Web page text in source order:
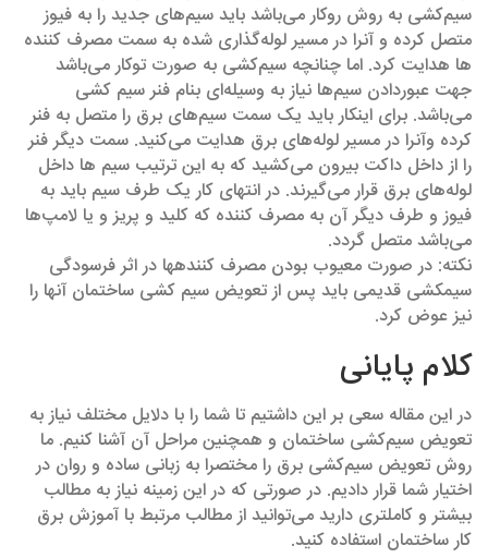
سیم‌کشی به روش روکار می‌باشد باید سیم‌های جدید را به فیوز
متصل کرده و آنرا در مسیر لوله‌گذاری شده به سمت مصرف کننده
ها هدایت کرد. اما چنانچه سیم‌کشی به صورت توکار می‌باشد
جهت عبوردادن سیم‌ها نیاز به وسیله‌ای بنام فنر سیم کشی
می‌باشد. برای اینکار باید یک سمت سیم‌های برق را متصل به فنر
کرده وآنرا در مسیر لوله‌های برق هدایت می‌کنید. سمت دیگر فنر
را از داخل داکت بیرون می‌کشید که به این ترتیب سیم ها داخل
لوله‌های برق قرار می‌گیرند. در انتهای کار یک طرف سیم باید به
فیوز و طرف دیگر آن به مصرف کننده که کلید و پریز و یا لامپ‌ها
می‌باشد متصل گردد.
نکته: در صورت معیوب بودن مصرف کننده‎ها در اثر فرسودگی
سیم‎کشی قدیمی باید پس از تعویض سیم کشی ساختمان آنها را
نیز عوض کرد.
کلام پایانی
در این مقاله سعی بر این داشتیم تا شما را با دلایل مختلف نیاز به
تعویض سیم‌کشی ساختمان و همچنین مراحل آن آشنا کنیم. ما
روش تعویض سیم‌کشی برق را مختصرا به زبانی ساده و روان در
اختیار شما قرار دادیم. در صورتی که در این زمینه نیاز به مطالب
بیشتر و کامل‎تری دارید می‌توانید از مطالب مرتبط با آموزش برق
کار ساختمان استفاده کنید.